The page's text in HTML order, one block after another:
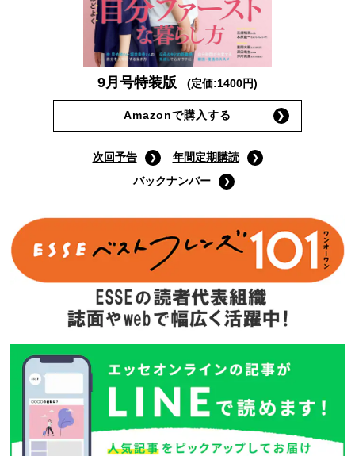
9月号特装版 (定価:1400円)
Amazonで購入する
次回予告
年間定期購読
バックナンバー